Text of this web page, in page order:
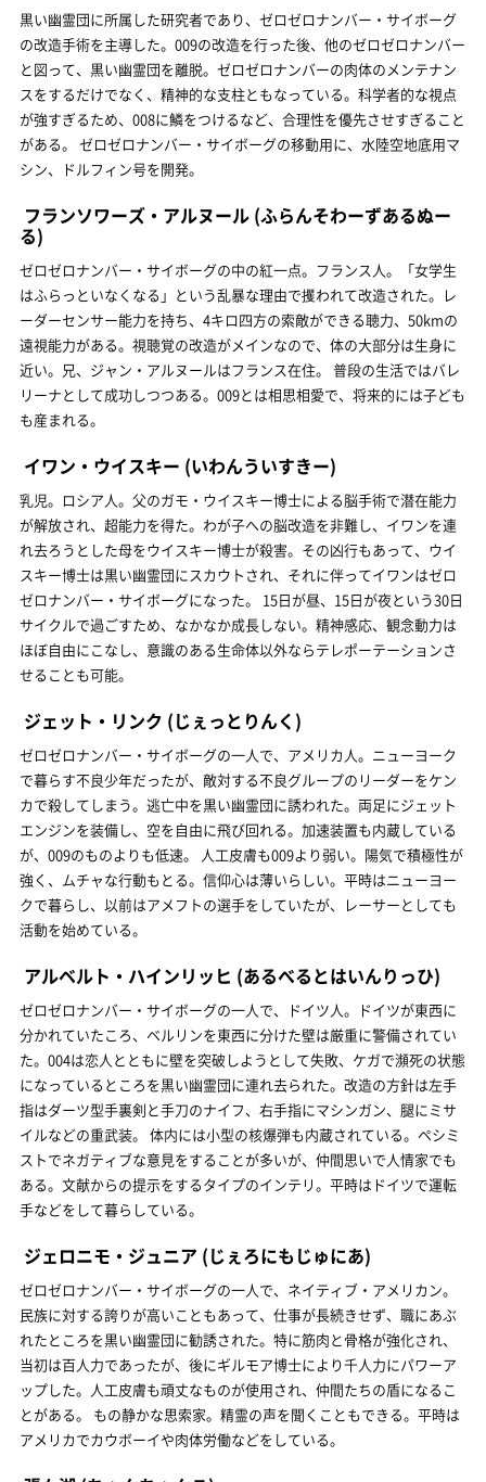
黒い幽霊団に所属した研究者であり、ゼロゼロナンバー・サイボーグ
の改造手術を主導した。009の改造を行った後、他のゼロゼロナンバー
と図って、黒い幽霊団を離脱。ゼロゼロナンバーの肉体のメンテナン
スをするだけでなく、精神的な支柱ともなっている。科学者的な視点
が強すぎるため、008に鱗をつけるなど、合理性を優先させすぎること
がある。 ゼロゼロナンバー・サイボーグの移動用に、水陸空地底用マ
シン、ドルフィン号を開発。
フランソワーズ・アルヌール (ふらんそわーずあるぬー
る)
ゼロゼロナンバー・サイボーグの中の紅一点。フランス人。「女学生
はふらっといなくなる」という乱暴な理由で攫われて改造された。レ
ーダーセンサー能力を持ち、4キロ四方の索敵ができる聴力、50kmの
遠視能力がある。視聴覚の改造がメインなので、体の大部分は生身に
近い。兄、ジャン・アルヌールはフランス在住。 普段の生活ではバレ
リーナとして成功しつつある。009とは相思相愛で、将来的には子ども
も産まれる。
イワン・ウイスキー (いわんういすきー)
乳児。ロシア人。父のガモ・ウイスキー博士による脳手術で潜在能力
が解放され、超能力を得た。わが子への脳改造を非難し、イワンを連
れ去ろうとした母をウイスキー博士が殺害。その凶行もあって、ウイ
スキー博士は黒い幽霊団にスカウトされ、それに伴ってイワンはゼロ
ゼロナンバー・サイボーグになった。 15日が昼、15日が夜という30日
サイクルで過ごすため、なかなか成長しない。精神感応、観念動力は
ほぼ自由にこなし、意識のある生命体以外ならテレポーテーションさ
せることも可能。
ジェット・リンク (じぇっとりんく)
ゼロゼロナンバー・サイボーグの一人で、アメリカ人。ニューヨーク
で暮らす不良少年だったが、敵対する不良グループのリーダーをケン
カで殺してしまう。逃亡中を黒い幽霊団に誘われた。両足にジェット
エンジンを装備し、空を自由に飛び回れる。加速装置も内蔵している
が、009のものよりも低速。 人工皮膚も009より弱い。陽気で積極性が
強く、ムチャな行動もとる。信仰心は薄いらしい。平時はニューヨー
クで暮らし、以前はアメフトの選手をしていたが、レーサーとしても
活動を始めている。
アルベルト・ハインリッヒ (あるべるとはいんりっひ)
ゼロゼロナンバー・サイボーグの一人で、ドイツ人。ドイツが東西に
分かれていたころ、ベルリンを東西に分けた壁は厳重に警備されてい
た。004は恋人とともに壁を突破しようとして失敗、ケガで瀕死の状態
になっているところを黒い幽霊団に連れ去られた。改造の方針は左手
指はダーツ型手裏剣と手刀のナイフ、右手指にマシンガン、腿にミサ
イルなどの重武装。 体内には小型の核爆弾も内蔵されている。ペシミ
ストでネガティブな意見をすることが多いが、仲間思いで人情家でも
ある。文献からの提示をするタイプのインテリ。平時はドイツで運転
手などをして暮らしている。
ジェロニモ・ジュニア (じぇろにもじゅにあ)
ゼロゼロナンバー・サイボーグの一人で、ネイティブ・アメリカン。
民族に対する誇りが高いこともあって、仕事が長続きせず、職にあぶ
れたところを黒い幽霊団に勧誘された。特に筋肉と骨格が強化され、
当初は百人力であったが、後にギルモア博士により千人力にパワーア
ップした。人工皮膚も頑丈なものが使用され、仲間たちの盾になるこ
とがある。 もの静かな思索家。精霊の声を聞くこともできる。平時は
アメリカでカウボーイや肉体労働などをしている。